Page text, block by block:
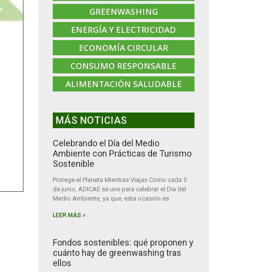
GREENWASHING
ENERGÍA Y ELECTRICIDAD
ECONOMÍA CIRCULAR
CONSUMO RESPONSABLE
ALIMENTACIÓN SALUDABLE
MÁS NOTICIAS
Celebrando el Día del Medio
Ambiente con Prácticas de Turismo
Sostenible
Protege el Planeta Mientras Viajas Como cada 5
de junio, ADICAE se une para celebrar el Día del
Medio Ambiente, ya que, esta ocasión es
LEER MÁS »
Fondos sostenibles: qué proponen y
cuánto hay de greenwashing tras
ellos